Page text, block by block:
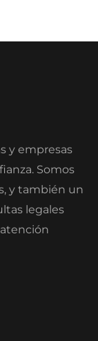
y empresas
Somos
y también un
legales